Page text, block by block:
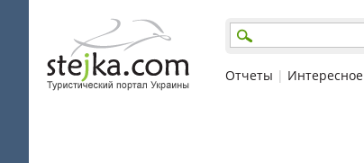
Отчеты | Интересное